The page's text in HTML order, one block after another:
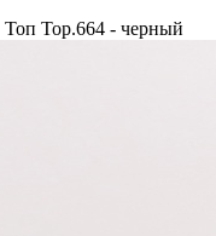
Топ Top.664 - черный